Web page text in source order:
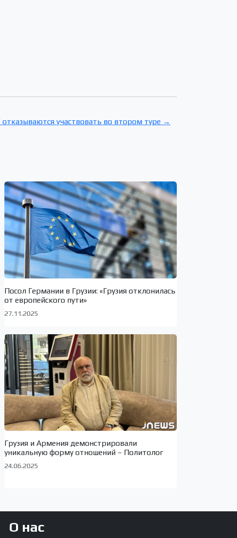
отказываются участвовать во втором туре →
Посол Германии в Грузии: «Грузия отклонилась
от европейского пути»
27.11.2025
Грузия и Армения демонстрировали
уникальную форму отношений – Политолог
24.06.2025
О нас